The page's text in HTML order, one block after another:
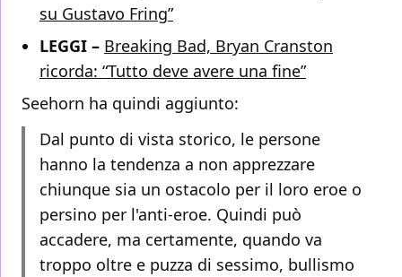
su Gustavo Fring”
LEGGI – Breaking Bad, Bryan Cranston
ricorda: “Tutto deve avere una fine”
Seehorn ha quindi aggiunto:
Dal punto di vista storico, le persone
hanno la tendenza a non apprezzare
chiunque sia un ostacolo per il loro eroe o
persino per l'anti-eroe. Quindi può
accadere, ma certamente, quando va
troppo oltre e puzza di sessimo, bullismo